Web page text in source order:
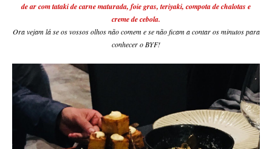
de ar com tataki de carne maturada, foie gras, teriyaki, compota de chalotas e
creme de cebola.
Ora vejam lá se os vossos olhos não comem e se não ficam a contar os minutos para
conhecer o BYF!